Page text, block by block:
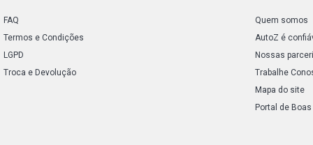
FAQ
Termos e Condições
LGPD
Troca e Devolução
Quem somos
AutoZ é
Nossas
Trabalhe
Mapa do site
Portal de